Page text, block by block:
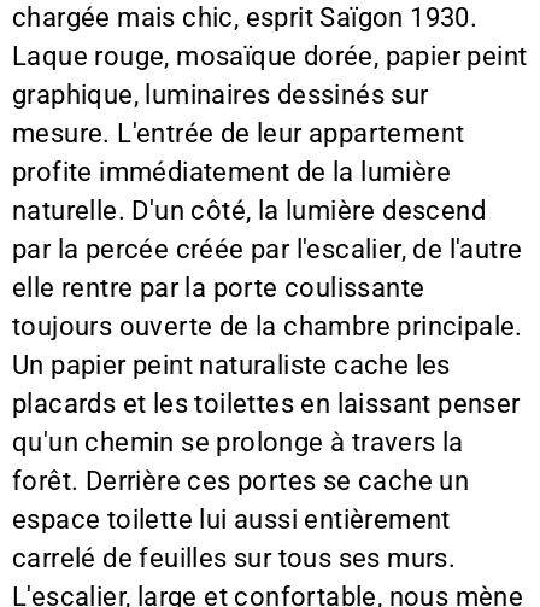
chargée mais chic, esprit Saïgon 1930.
Laque rouge, mosaïque dorée, papier peint
graphique, luminaires dessinés sur
mesure. L'entrée de leur appartement
profite immédiatement de la lumière
naturelle. D'un côté, la lumière descend
par la percée créée par l'escalier, de l'autre
elle rentre par la porte coulissante
toujours ouverte de la chambre principale.
Un papier peint naturaliste cache les
placards et les toilettes en laissant penser
qu'un chemin se prolonge à travers la
forêt. Derrière ces portes se cache un
espace toilette lui aussi entièrement
carrelé de feuilles sur tous ses murs.
L'escalier, large et confortable, nous mène